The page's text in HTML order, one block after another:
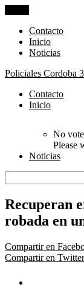
Contacto
Inicio
Noticias
Policiales Cordoba
Contacto
Inicio
No
Please
Noticias
Recuperan
robada en
Compartir en
Compartir en Twitter